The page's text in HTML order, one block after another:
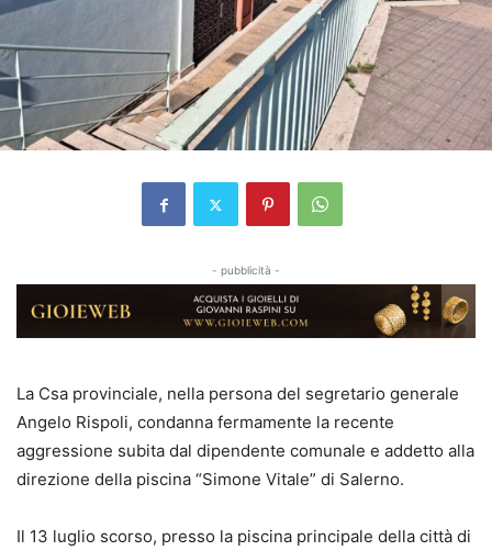
- pubblicità -
La Csa provinciale, nella persona del segretario generale
Angelo Rispoli, condanna fermamente la recente
aggressione subita dal dipendente comunale e addetto alla
direzione della piscina “Simone Vitale” di Salerno.
Il 13 luglio scorso, presso la piscina principale della città di